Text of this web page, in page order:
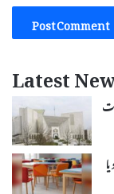
Latest